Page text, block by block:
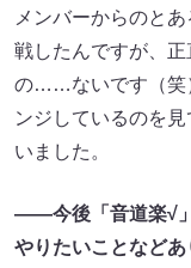
メンバーからのと
戦したんですが、
の……ないです（笑
ンジしているのを
いました。
――今後「音道楽√
やりたいことなどあ